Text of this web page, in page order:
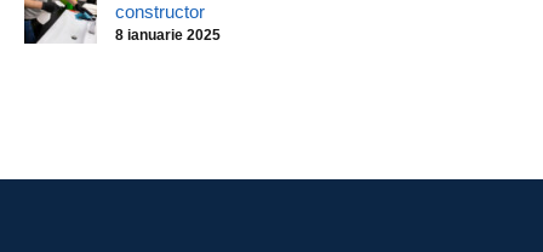
constructor
8 ianuarie 2025